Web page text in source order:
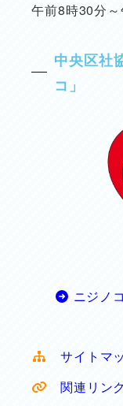
午前8時30分
中央区社
コ」
ニジノ
サイトマ
関連リンク